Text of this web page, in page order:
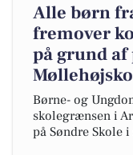
Alle børn
fremover
på grund af
Børne- og
skolegrænsen i
på Søndre Skole